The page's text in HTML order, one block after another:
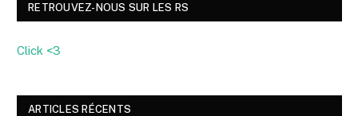
RETROUVEZ-NOUS SUR LES RS
Click <3
ARTICLES RÉCENTS